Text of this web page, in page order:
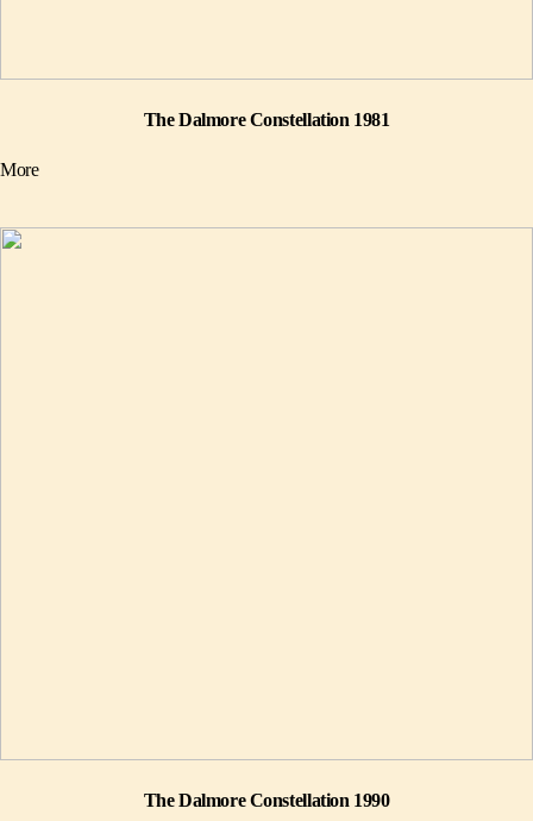
The Dalmore Constellation 1981
More
The Dalmore Constellation 1990